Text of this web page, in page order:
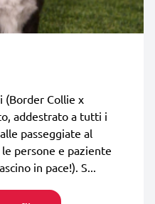
(Border Collie x
addestrato a tutti i
passeggiate al
persone e paziente
in pace!). S...